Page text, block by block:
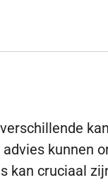
kunnen
kan cruciaal